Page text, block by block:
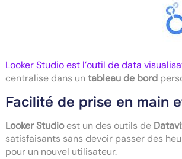
Looker Studio est l’outil de data
centralise dans untableau de bord
Facilité de prise en main
Looker Studioest un des outils de
satisfaisants sans devoir passer des
pour un nouvel utilisateur.